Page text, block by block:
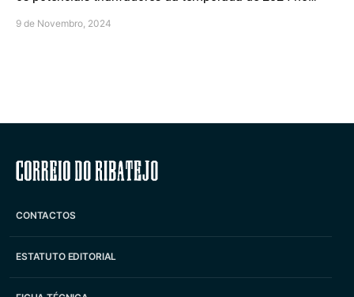
9 de Novembro, 2024
Correio do Ribatejo
CONTACTOS
ESTATUTO EDITORIAL